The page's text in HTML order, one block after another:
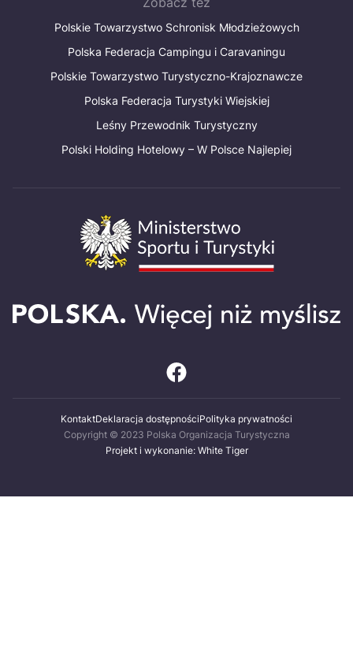
Polskie Towarzystwo Schronisk Młodzieżowych
Polska Federacja Campingu i Caravaningu
Polskie Towarzystwo Turystyczno-Krajoznawcze
Polska Federacja Turystyki Wiejskiej
Leśny Przewodnik Turystyczny
Polski Holding Hotelowy – W Polsce Najlepiej
KontaktDeklaracja dostępnościPolityka prywatności
Copyright © 2023 Polska Organizacja Turystyczna
Projekt i wykonanie: White Tiger